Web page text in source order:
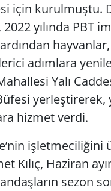
için kurulmuştu.
yılında PBT
adımlara
Yalı
yerleştirerek,
hizmet verdi.
işletmeciliğini
Kılıç, Haziran
sezon